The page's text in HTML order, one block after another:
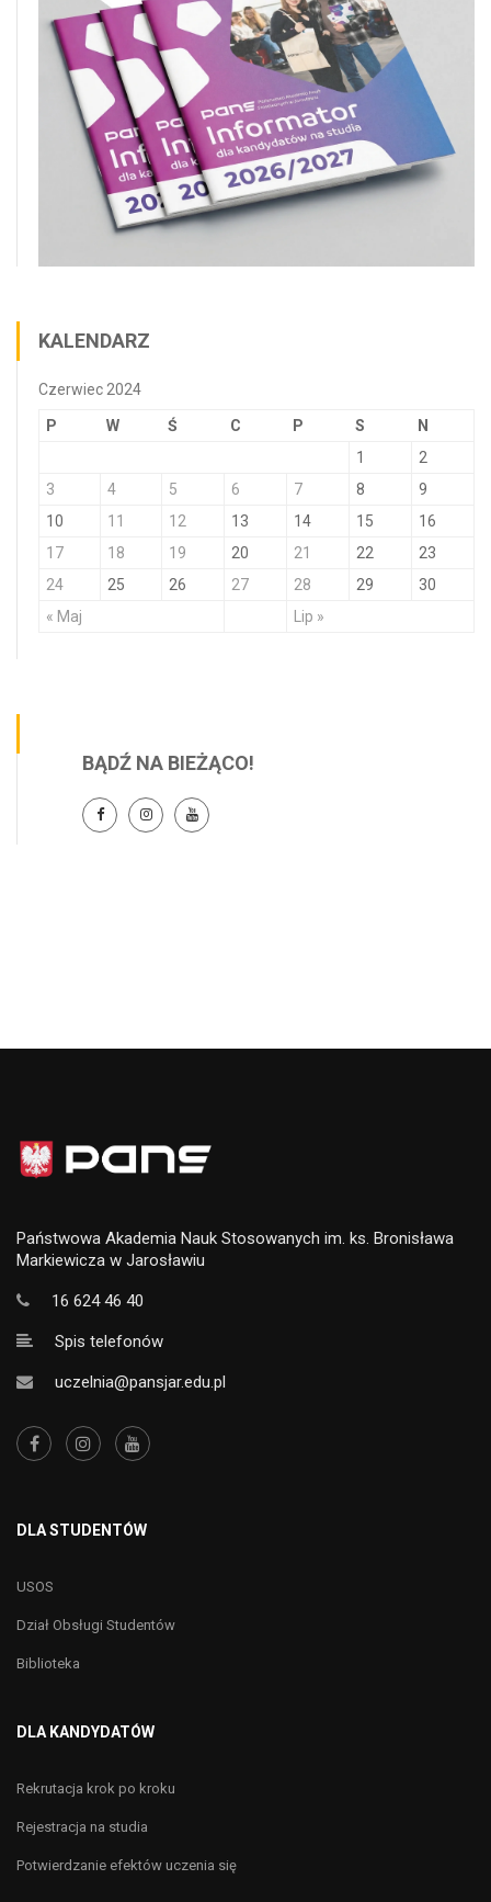
KALENDARZ
Czerwiec 2024
P W Ś C P S N
« Maj Lip »
1
2
3
4 5 6 7 8
9
10
11 12 13 14 15
16
17
18 19 20 21 22
23
24
25 26 27 28 29 30
BĄDŹ NA BIEŻĄCO!
Państwowa Akademia Nauk Stosowanych im. ks. Bronisława
Markiewicza w Jarosławiu
16 624 46 40
Spis telefonów
uczelnia@pansjar.edu.pl
DLA STUDENTÓW
USOS
Dział Obsługi Studentów
Biblioteka
DLA KANDYDATÓW
Rekrutacja krok po kroku
Rejestracja na studia
Potwierdzanie efektów uczenia się